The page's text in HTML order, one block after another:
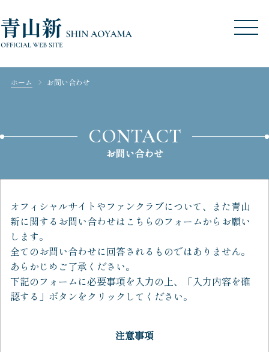
ホーム お問い合わせ
CONTACT
お問い合わせ
オフィシャルサイトやファンクラブについて、また青山
新に関するお問い合わせはこちらのフォームからお願い
します。
全てのお問い合わせに回答されるものではありません。
あらかじめご了承ください。
下記のフォームに必要事項を入力の上、「入力内容を確
認する」ボタンをクリックしてください。
注意事項